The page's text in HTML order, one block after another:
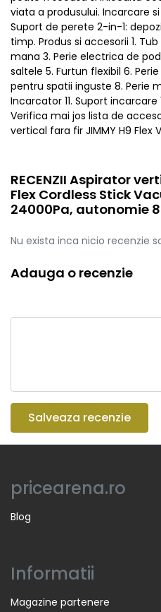
viata a produsului. Incarcare
Suport de perete 2-in-1:
timp. Produs si accesorii 1.
mana 3. Perie electrica de
saltele 5. Furtun flexibil 6.
pentru spatii inguste 8. Perie
Incarcator 11. Suport incarcare
Verifica mai jos lista de
vertical fara fir JIMMY H9 Flex
RECENZII Aspirator
Flex Cordless Stick
24000Pa, autonomie
Nu exista inca nicio recenzie
Adauga o recenzie
Salveaza recenzie
pricearena.ro
Blog
Informatii
Magazine partenere